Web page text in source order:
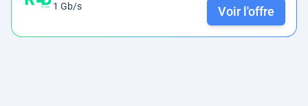
1 Gb/s Voir l'offre